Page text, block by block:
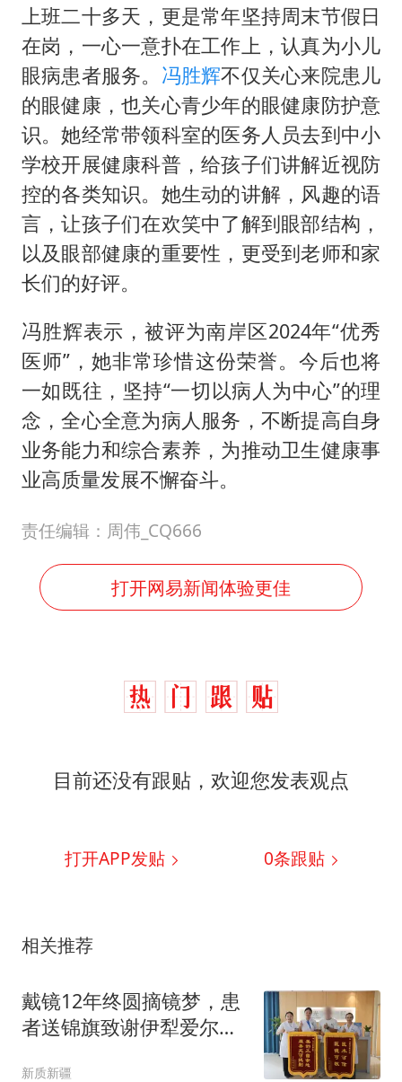
上班二十多天，更是常年坚持周末节假日
在岗，一心一意扑在工作上，认真为小儿
眼病患者服务。 冯胜辉不仅关心来院患儿
的眼健康，也关心青少年的眼健康防护意
识。她经常带领科室的医务人员去到中小
学校开展健康科普，给孩子们讲解近视防
控的各类知识。她生动的讲解，风趣的语
言，让孩子们在欢笑中了解到眼部结构，
以及眼部健康的重要性，更受到老师和家
长们的好评。
冯胜辉表示，被评为南岸区2024年“优秀
医师”，她非常珍惜这份荣誉。今后也将
一如既往，坚持“一切以病人为中心”的理
念，全心全意为病人服务，不断提高自身
业务能力和综合素养，为推动卫生健康事
业高质量发展不懈奋斗。
责任编辑：周伟_CQ666
打开网易新闻体验更佳
目前还没有跟贴，欢迎您发表观点
打开APP发贴 0条跟贴
相关推荐
戴镜12年终圆摘镜梦，患
者送锦旗致谢伊犁爱尔眼
新质新疆